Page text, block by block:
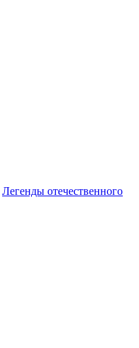
Легенды отечественного